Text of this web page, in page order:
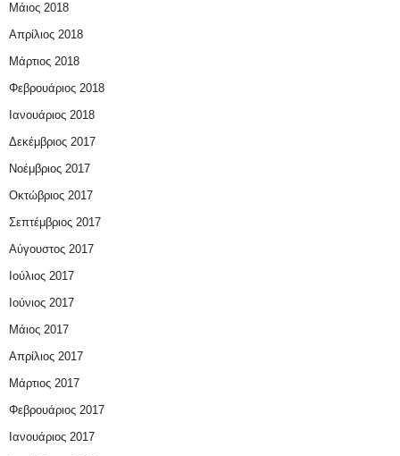
Μάιος 2018
Απρίλιος 2018
Μάρτιος 2018
Φεβρουάριος 2018
Ιανουάριος 2018
Δεκέμβριος 2017
Νοέμβριος 2017
Οκτώβριος 2017
Σεπτέμβριος 2017
Αύγουστος 2017
Ιούλιος 2017
Ιούνιος 2017
Μάιος 2017
Απρίλιος 2017
Μάρτιος 2017
Φεβρουάριος 2017
Ιανουάριος 2017